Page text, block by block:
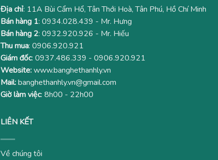
Địa chỉ: 11A Bùi Cẩm Hổ, Tân Thới Hoà, Tân Phú, Hồ Chí Minh
Bán hàng 1: 0934.028.439 - Mr. Hưng
Bán hàng 2: 0932.920.926 - Mr. Hiếu
Thu mua: 0906.920.921
Giám đốc: 0937.486.339 - 0906.920.921
Website:www.banghethanhly.vn
Mail:banghethanhly.vn@gmail.com
Giờ làm việc: 8h00 - 22h00
LIÊN KẾT
Về chúng tôi